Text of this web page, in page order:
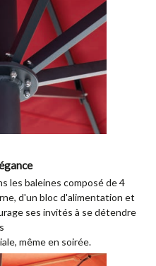
les baleines composé de 4
d'un bloc d'alimentation et
ses invités à se détendre
même en soirée.